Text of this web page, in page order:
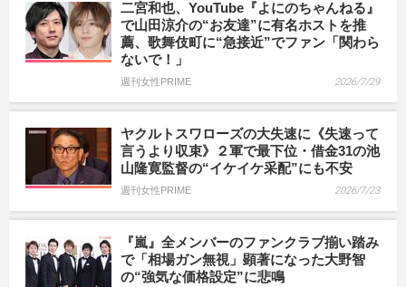
二宮和也、YouTube『よにのちゃんねる』
で山田涼介の“お友達”に有名ホストを推
薦、歌舞伎町に“急接近”でファン「関わら
ないで！」
週刊女性PRIME 2026/7/29
ヤクルトスワローズの大失速に《失速って
言うより収束》２軍で最下位・借金31の池
山隆寛監督の“イケイケ采配”にも不安
週刊女性PRIME 2026/7/23
『嵐』全メンバーのファンクラブ揃い踏み
で「相場ガン無視」顕著になった大野智
の“強気な価格設定”に悲鳴